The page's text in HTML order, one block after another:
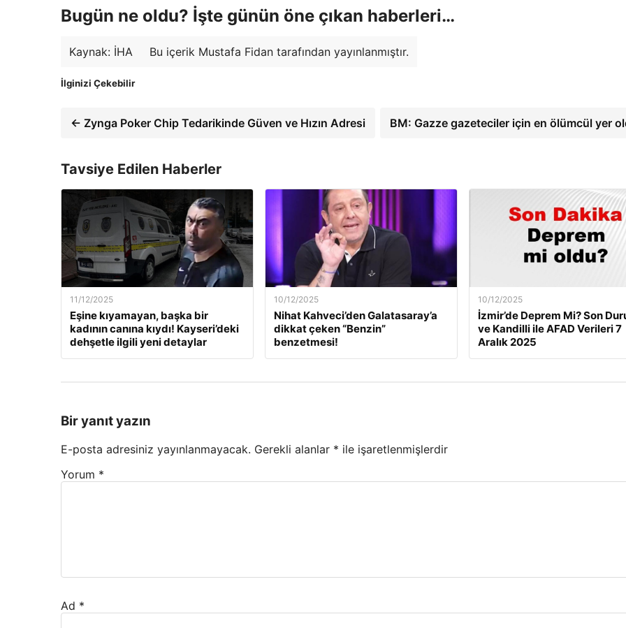
Bugün ne oldu? İşte günün öne çıkan haberleri…
Kaynak: İHA Bu içerik Mustafa Fidan tarafından yayınlanmıştır.
İlginizi Çekebilir
← Zynga Poker Chip Tedarikinde Güven ve Hızın Adresi BM: Gazze gazeteciler için en ölümcül yer
Tavsiye Edilen Haberler
11/12/2025
Eşine kıyamayan, başka bir
kadının canına kıydı! Kayseri’deki
dehşetle ilgili yeni detaylar
10/12/2025
Nihat Kahveci’den Galatasaray’a
dikkat çeken “Benzin”
benzetmesi!
10/12/2025
İzmir’de Deprem Mi? Son
ve Kandilli ile AFAD Verileri 7
Aralık 2025
Bir yanıt yazın
E-posta adresiniz yayınlanmayacak. Gerekli alanlar * ile işaretlenmişlerdir
Yorum *
Ad *